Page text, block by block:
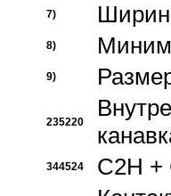
7)
8)
9)
235220
344524 C2H +